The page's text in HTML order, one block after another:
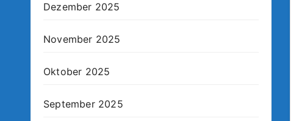
Dezember 2025
November 2025
Oktober 2025
September 2025